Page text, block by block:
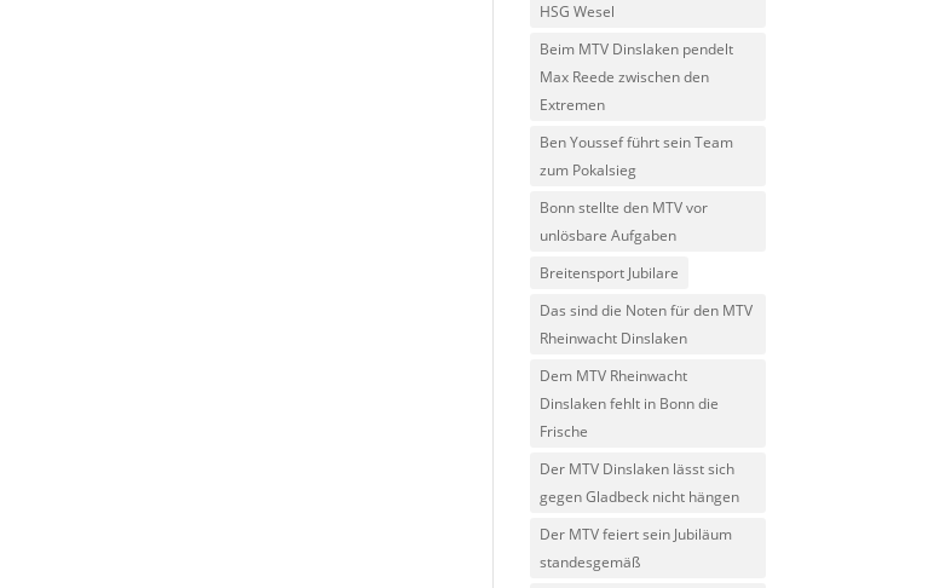
HSG Wesel
Beim MTV Dinslaken pendelt
Max Reede zwischen den
Extremen
Ben Youssef führt sein Team
zum Pokalsieg
Bonn stellte den MTV vor
unlösbare Aufgaben
Breitensport Jubilare
Das sind die Noten für den MTV
Rheinwacht Dinslaken
Dem MTV Rheinwacht
Dinslaken fehlt in Bonn die
Frische
Der MTV Dinslaken lässt sich
gegen Gladbeck nicht hängen
Der MTV feiert sein Jubiläum
standesgemäß